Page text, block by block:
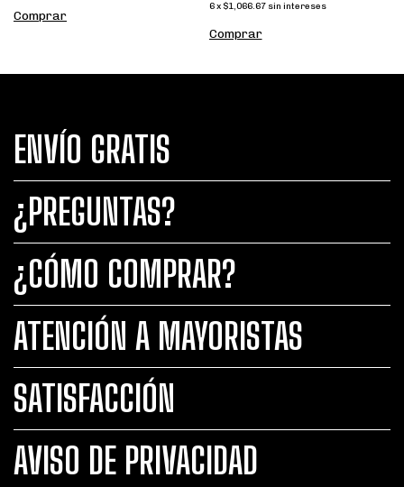
6 x $1,066.67 sin intereses
ENVÍO GRATIS
¿PREGUNTAS?
¿CÓMO COMPRAR?
ATENCIÓN A MAYORISTAS
SATISFACCIÓN
AVISO DE PRIVACIDAD